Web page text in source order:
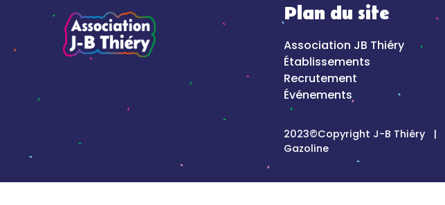
Plan du site
Association JB Thiéry
Établissements
Recrutement
Événements
2023©Copyright J-B Thiéry |
Gazoline